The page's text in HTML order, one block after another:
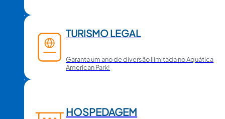
TURISMO LEGAL
Garanta um ano de diversão ilimitada no Aquática
American Park!
HOSPEDAGEM